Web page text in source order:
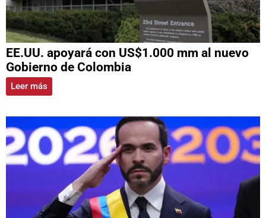
EE.UU. apoyará con US$1.000 mm al nuevo
Gobierno de Colombia
Leer más